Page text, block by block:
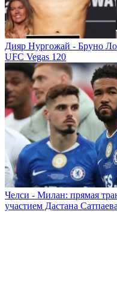
Дияр Нургожай - Бруно
UFC Vegas 120
Челси - Милан: прямая
участием Дастана Сатпаева